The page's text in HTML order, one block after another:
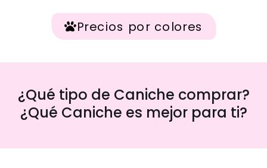
Precios por colores
¿Qué tipo de Caniche comprar?
¿Qué Caniche es mejor para ti?